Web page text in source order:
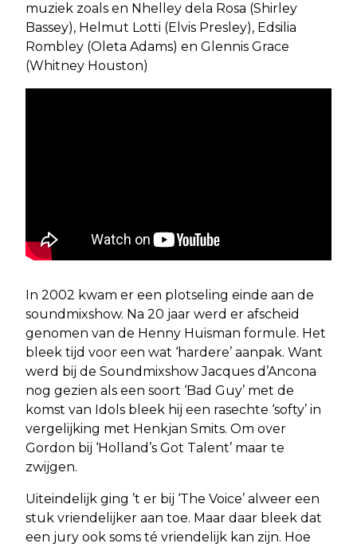
muziek zoals en Nhelley dela Rosa (Shirley
Bassey), Helmut Lotti (Elvis Presley), Edsilia
Rombley (Oleta Adams) en Glennis Grace
(Whitney Houston)
In 2002 kwam er een plotseling einde aan de
soundmixshow. Na 20 jaar werd er afscheid
genomen van de Henny Huisman formule. Het
bleek tijd voor een wat ‘hardere’ aanpak. Want
werd bij de Soundmixshow Jacques d’Ancona
nog gezien als een soort ‘Bad Guy’ met de
komst van Idols bleek hij een rasechte ‘softy’ in
vergelijking met Henkjan Smits. Om over
Gordon bij ‘Holland’s Got Talent’ maar te
zwijgen.
Uiteindelijk ging ’t er bij ‘The Voice’ alweer een
stuk vriendelijker aan toe. Maar daar bleek dat
een jury ook soms té vriendelijk kan zijn. Hoe